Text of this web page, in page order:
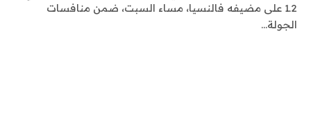
2ـ1 على مضيفه فالنسيا، مساء السبت، ضمن منافسات
الجولة…